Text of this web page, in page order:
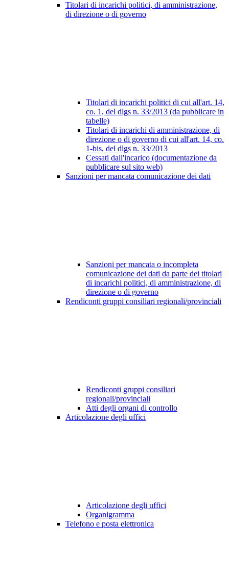
Titolari di incarichi politici, di amministrazione,
di direzione o di governo
Titolari di incarichi politici di cui all'art. 14,
co. 1, del dlgs n. 33/2013 (da pubblicare in
tabelle)
Titolari di incarichi di amministrazione, di
direzione o di governo di cui all'art. 14, co.
1-bis, del dlgs n. 33/2013
Cessati dall'incarico (documentazione da
pubblicare sul sito web)
Sanzioni per mancata comunicazione dei dati
Sanzioni per mancata o incompleta
comunicazione dei dati da parte dei titolari
di incarichi politici, di amministrazione, di
direzione o di governo
Rendiconti gruppi consiliari regionali/provinciali
Rendiconti gruppi consiliari
regionali/provinciali
Atti degli organi di controllo
Articolazione degli uffici
Articolazione degli uffici
Organigramma
Telefono e posta elettronica